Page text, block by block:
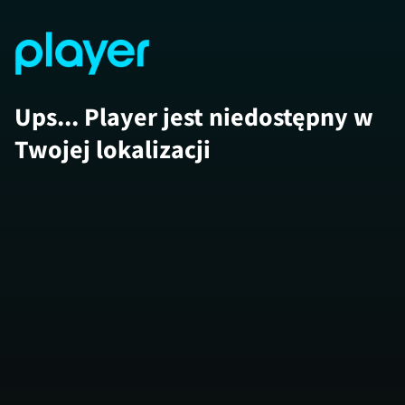
Ups... Player jest niedostępny w
Twojej lokalizacji